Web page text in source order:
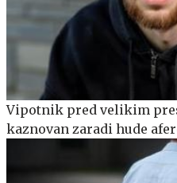
Vipotnik pred velikim
kaznovan zaradi hude